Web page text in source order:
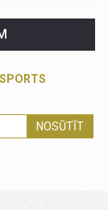
SPORTS
NOSŪTĪT